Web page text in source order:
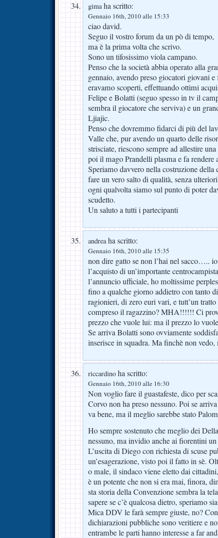
gimaha scritto:
Gennaio 16th, 2010 alle 15:33
ciao david.
Seguo il vostro forum da un pò di tempo,
ma è la prima volta che scrivo.
Sono un tifosissimo viola campano.
Penso che la società abbia operato alla
gennaio, avendo preso giocatori giovani
eravamo scoperti, effettuando ottimi
Felipe e Bolatti (seguo spesso in tv il
sembra il giocatore che serviva) e un
Ljiajic.
Penso che dovremmo fidarci di più del
Valle che, pur avendo un quarto delle
strisciate, riescono sempre ad allestire
poi il mago Prandelli plasma e fa rendere
Speriamo davvero nella costruzione della
fare un vero salto di qualità, senza
ogni qualvolta siamo sul punto di poter
scudetto.
Un saluto a tutti i partecipanti
andreaha scritto:
Gennaio 16th, 2010 alle 15:35
non dire gatto se non l’hai nel sacco…..
l’acquisto di un’importante
l’annuncio ufficiale, ho moltissime
fino a qualche giorno addietro con tanto
ragionieri, di zero euri vari, e tutt’un
compreso il ragazzino? MHA!!!!!! Ci
prezzo che vuole lui: ma il prezzo lo
Se arriva Bolatti sono ovviamente
inserisce in squadra. Ma finchè non
riccardino ha scritto:
Gennaio 16th, 2010 alle 16:30
Non voglio fare il guastafeste, dico per
Corvo non ha preso nessuno. Poi se
va bene, ma il meglio sarebbe stato
Ho sempre sostenuto che meglio dei
nessuno, ma invidio anche ai fiorentini
L’uscita di Diego con richiesta di scuse
un’esagerazione, visto poi il fatto in sè.
o male, il sindaco viene eletto dai
è un potente che non si era mai, finora,
sta storia della Convenzione sembra la
sapere se c’è qualcosa dietro, speriamo
Mica DDV le farà sempre giuste, no?
dichiarazioni pubbliche sono veritiere e
entrambe le parti hanno interesse a far